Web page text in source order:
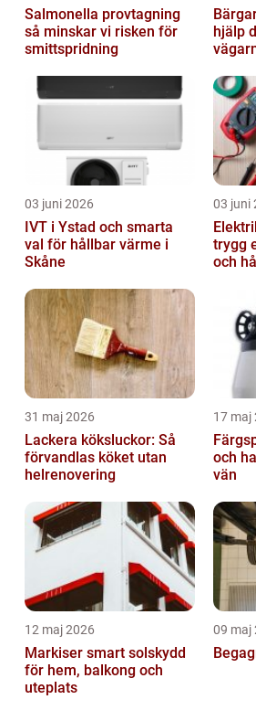
Salmonella provtagning
så minskar vi risken för
smittspridning
hjälp
03 juni 2026
IVT i Ystad och smarta
val för hållbar värme i
Skåne
03 juni
trygg
och
31 maj 2026
Lackera köksluckor: Så
förvandlas köket utan
helrenovering
17 maj
och
vän
12 maj 2026
Markiser smart solskydd
för hem, balkong och
uteplats
09 maj